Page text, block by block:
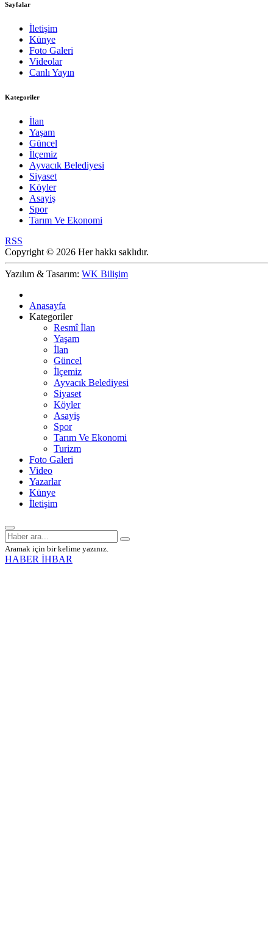
Sayfalar
İletişim
Künye
Foto Galeri
Videolar
Canlı Yayın
Kategoriler
İlan
Yaşam
Güncel
İlçemiz
Ayvacık Belediyesi
Siyaset
Köyler
Asayiş
Spor
Tarım Ve Ekonomi
RSS
Copyright © 2026 Her hakkı saklıdır.
Yazılım & Tasarım: WK Bilişim
Anasayfa
Kategoriler
Resmî İlan
Yaşam
İlan
Güncel
İlçemiz
Ayvacık Belediyesi
Siyaset
Köyler
Asayiş
Spor
Tarım Ve Ekonomi
Turizm
Foto Galeri
Video
Yazarlar
Künye
İletişim
Aramak için bir kelime yazınız.
HABER İHBAR